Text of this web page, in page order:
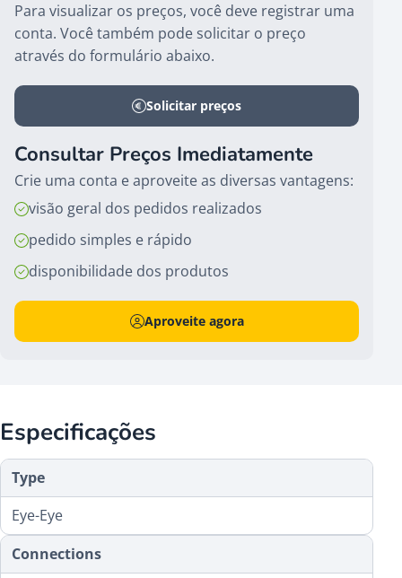
Para visualizar os preços, você deve registrar uma
conta. Você também pode solicitar o preço
através do formulário abaixo.
Solicitar preços
Consultar Preços Imediatamente
Crie uma conta e aproveite as diversas vantagens:
visão geral dos pedidos realizados
pedido simples e rápido
disponibilidade dos produtos
Aproveite agora
Especificações
Type
Eye-Eye
Connections